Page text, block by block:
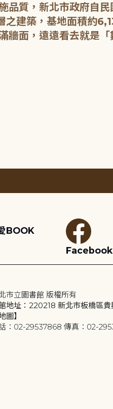
品質，新北市政府自
之建築，基地面積約
牆面，遠遠看去就是
BOOK
Facebook
市立圖書館 版權所有
地址：220218 新北市板橋區貴
圖】
：02-29537868 傳真：02-